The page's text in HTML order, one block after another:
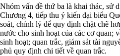
Nhóm vấn đề thứ ba là khai thác, sử
Chương 4, tiếp thu ý kiến đại biểu
soát, chỉnh lý để quy định chặt chẽ
nước cho sinh hoạt của các cơ quan;
sinh hoạt; quan trắc, giám sát tài
phủ quy định chi tiết về quan trắc.